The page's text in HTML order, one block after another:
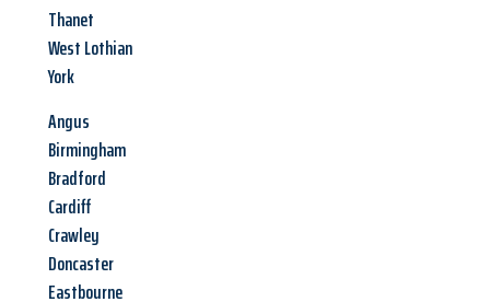
Thanet
West Lothian
York
Angus
Birmingham
Bradford
Cardiff
Crawley
Doncaster
Eastbourne